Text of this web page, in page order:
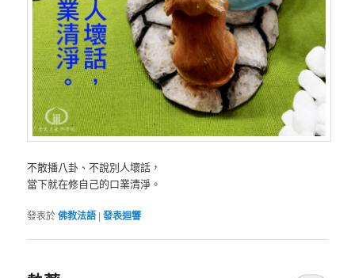
不散播八卦、不說別人壞話，
當下就在修自己的口業清淨。
發表於佛教法語 |發表迴響